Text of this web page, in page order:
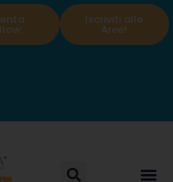
Iscriviti alle
Aree!